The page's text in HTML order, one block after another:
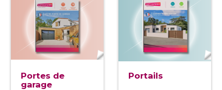
Portes de
garage
Portails